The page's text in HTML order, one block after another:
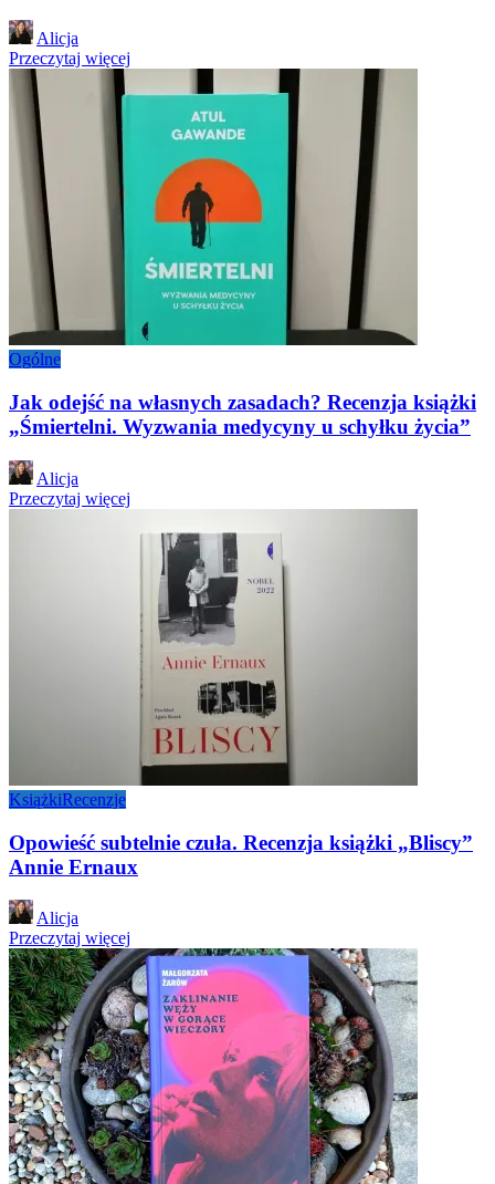
Posted
by
Alicja
Przeczytaj więcej
Ogólne
Jak odejść na własnych zasadach? Recenzja książki
„Śmiertelni. Wyzwania medycyny u schyłku życia”
Posted
by
Alicja
Przeczytaj więcej
KsiążkiRecenzje
Opowieść subtelnie czuła. Recenzja książki „Bliscy”
Annie Ernaux
Posted
by
Alicja
Przeczytaj więcej